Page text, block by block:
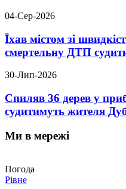
04-Сер-2026
Їхав містом зі
смертельну ДТП
30-Лип-2026
Спиляв 36 дерев у
судитимуть жителя
Ми в мережі
Погода
Рівне